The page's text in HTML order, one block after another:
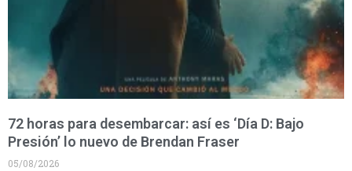
72 horas para desembarcar: así es ‘Día D: Bajo
Presión’ lo nuevo de Brendan Fraser
05/08/2026